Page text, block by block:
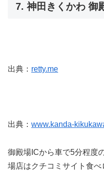
7. 神田きくかわ 御
出典： retty.me
出典： www.kanda-
御殿場ICから車で5分程度
場店はクチコミサイト食